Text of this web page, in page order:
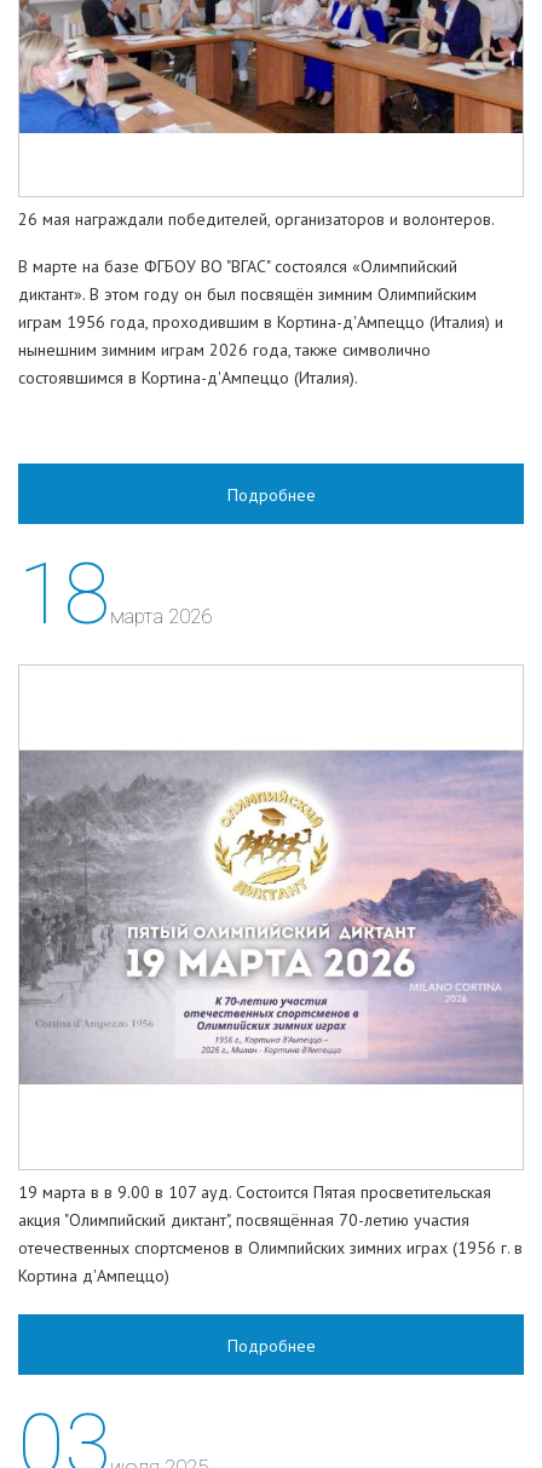
26 мая награждали победителей, организаторов и волонтеров.
В марте на базе ФГБОУ ВО "ВГАС" состоялся «Олимпийский
диктант». В этом году он был посвящён зимним Олимпийским
играм 1956 года, проходившим в Кортина-д'Ампеццо (Италия) и
нынешним зимним играм 2026 года, также символично
состоявшимся в Кортина-д'Ампеццо (Италия).
Подробнее
18 марта 2026
19 марта в в 9.00 в 107 ауд. Состоится Пятая просветительская
акция "Олимпийский диктант", посвящённая 70-летию участия
отечественных спортсменов в Олимпийских зимних играх (1956 г. в
Кортина д'Ампеццо)
Подробнее
03